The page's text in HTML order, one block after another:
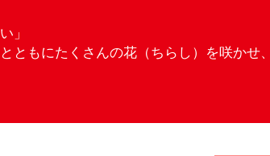
」
ともにたくさんの花（ちらし）を咲かせ